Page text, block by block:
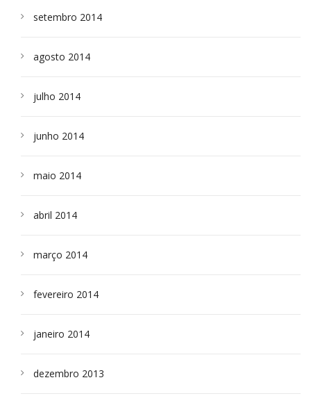
setembro 2014
agosto 2014
julho 2014
junho 2014
maio 2014
abril 2014
março 2014
fevereiro 2014
janeiro 2014
dezembro 2013